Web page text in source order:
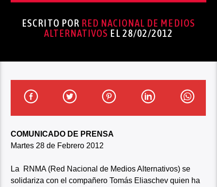
ESCRITO POR RED NACIONAL DE MEDIOS
ALTERNATIVOS EL 28/02/2012
COMUNICADO DE PRENSA
Martes 28 de Febrero 2012
La RNMA (Red Nacional de Medios Alternativos) se
solidariza con el compañero Tomás Eliaschev quien ha